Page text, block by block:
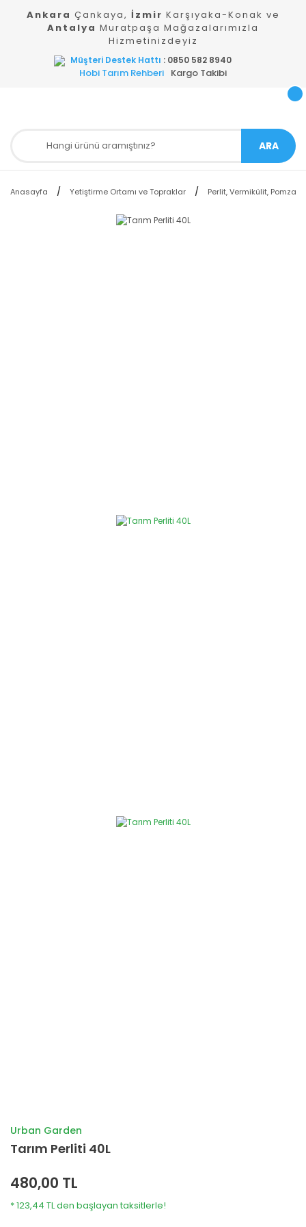
Ankara Çankaya, İzmir Karşıyaka-Konak ve
Antalya Muratpaşa Mağazalarımızla
Hizmetinizdeyiz
Müşteri Destek Hattı : 0850 582 8940
Hobi Tarım Rehberi Kargo Takibi
ARA
Anasayfa Yetiştirme Ortamı ve Topraklar Perlit, Vermikülit, Pomza
Urban Garden
Tarım Perliti 40L
480,00 TL
* 123,44 TL den başlayan taksitlerle!